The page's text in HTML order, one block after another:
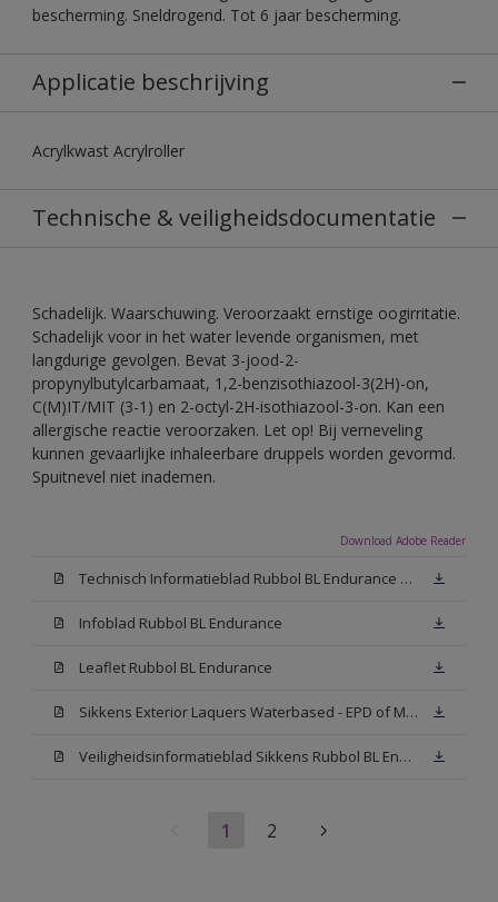
bescherming. Sneldrogend. Tot 6 jaar bescherming.
Applicatie beschrijving
Acrylkwast Acrylroller
Technische & veiligheidsdocumentatie
Schadelijk. Waarschuwing. Veroorzaakt ernstige oogirritatie.
Schadelijk voor in het water levende organismen, met
langdurige gevolgen. Bevat 3-jood-2-
propynylbutylcarbamaat, 1,2-benzisothiazool-3(2H)-on,
C(M)IT/MIT (3-1) en 2-octyl-2H-isothiazool-3-on. Kan een
allergische reactie veroorzaken. Let op! Bij verneveling
kunnen gevaarlijke inhaleerbare druppels worden gevormd.
Spuitnevel niet inademen.
Download Adobe Reader
Technisch Informatieblad Rubbol BL Endurance HG (PDF)
Infoblad Rubbol BL Endurance
Leaflet Rubbol BL Endurance
Sikkens Exterior Laquers Waterbased - EPD of Milieuproductverklaring
Veiligheidsinformatieblad Sikkens Rubbol BL Endurance High Gloss N00 (MSDS)
1 2